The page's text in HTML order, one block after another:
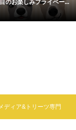
のお楽しみプライベー...
ディア&トリーツ専門